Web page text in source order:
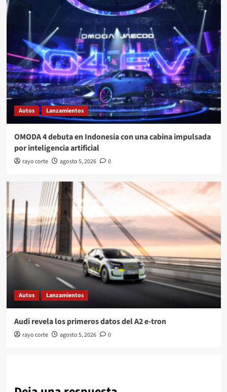
Autos Lanzamientos
OMODA 4 debuta en Indonesia con una cabina impulsada
por inteligencia artificial
rayo corte agosto 5, 2026 0
Autos Lanzamientos
Audi revela los primeros datos del A2 e-tron
rayo corte agosto 5, 2026 0